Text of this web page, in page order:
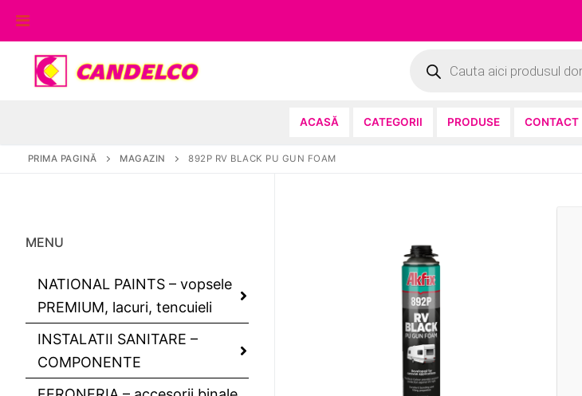
conținut
search
ACASĂ CATEGORII PRODUSE CONTACT
PRIMA PAGINĂ MAGAZIN 892P RV BLACK PU GUN FOAM
MENU
NATIONAL PAINTS – vopsele
PREMIUM, lacuri, tencuieli
INSTALATII SANITARE –
COMPONENTE